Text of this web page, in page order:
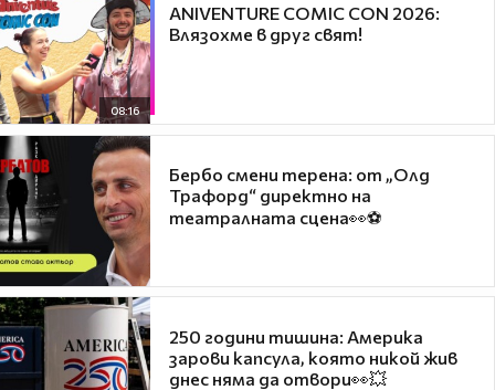
08:16
ANIVENTURE COMIC CON 2026:
Влязохме в друг свят!
Бербо смени терена: от „Олд
Трафорд“ директно на
театралната сцена👀⚽
250 години тишина: Америка
зарови капсула, която никой жив
днес няма да отвори👀💥